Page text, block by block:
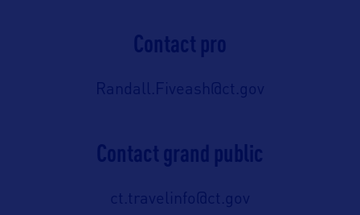
Contact pro
Randall.Fiveash@ct.gov
Contact grand public
ct.travelinfo@ct.gov